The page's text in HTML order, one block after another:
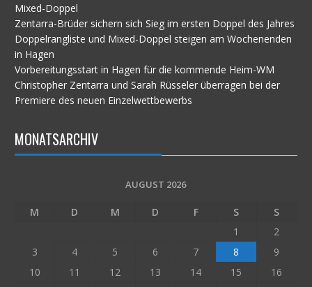
Mixed-Doppel
Zentarra-Brüder sichern sich Sieg im ersten Doppel des Jahres
Doppelrangliste und Mixed-Doppel steigen am Wochenenden
in Hagen
Vorbereitungsstart in Hagen für die kommende Heim-WM
Christopher Zentarra und Sarah Rüsseler überragen bei der
Premiere des neuen Einzelwettbewerbs
MONATSARCHIV
AUGUST 2026
M D M D F S
S
1
2
3
4 5 6 7 8
9
10
11 12 13 14 15
16